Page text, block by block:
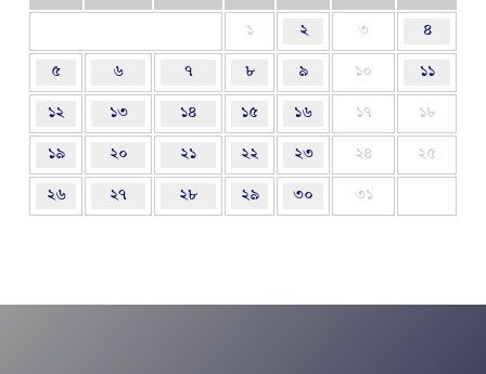
১ ২ ৩ ৪
৫ ৬ ৭ ৮ ৯ ১০ ১১
১২ ১৩ ১৪ ১৫ ১৬ ১৭ ১৮
১৯ ২০ ২১ ২২ ২৩ ২৪ ২৫
২৬ ২৭ ২৮ ২৯ ৩০ ৩১